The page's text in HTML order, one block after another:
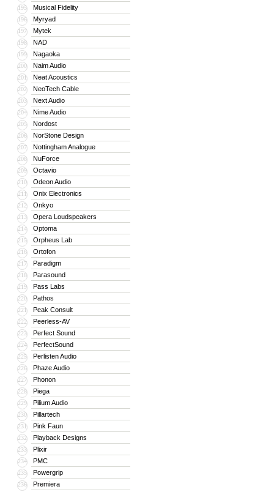
195 Musical Fidelity
196 Myryad
197 Mytek
198 NAD
199 Nagaoka
200 Naim Audio
201 Neat Acoustics
202 NeoTech Cable
203 Next Audio
204 Nime Audio
205 Nordost
206 NorStone Design
207 Nottingham Analogue
208 NuForce
209 Octavio
210 Odeon Audio
211 Onix Electronics
212 Onkyo
213 Opera Loudspeakers
214 Optoma
215 Orpheus Lab
216 Ortofon
217 Paradigm
218 Parasound
219 Pass Labs
220 Pathos
221 Peak Consult
222 Peerless-AV
223 Perfect Sound
224 PerfectSound
225 Perlisten Audio
226 Phaze Audio
227 Phonon
228 Piega
229 Pilium Audio
230 Pillartech
231 Pink Faun
232 Playback Designs
233 Plixir
234 PMC
235 Powergrip
236 Premiera